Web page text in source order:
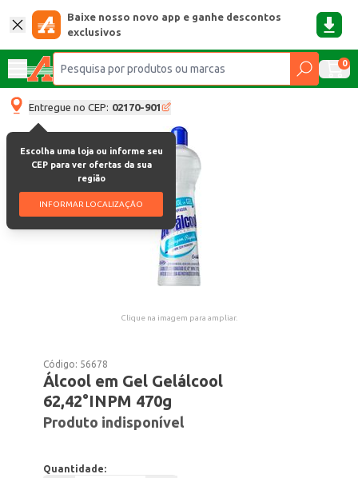
Baixe nosso novo app e ganhe descontos
exclusivos
0
Entregue no CEP: 02170-901
Escolha uma loja ou informe seu
CEP para ver ofertas da sua
região
INFORMAR LOCALIZAÇÃO
Clique na imagem para ampliar.
Código: 56678
Álcool em Gel Gelálcool
62,42°INPM 470g
Produto indisponível
Quantidade: